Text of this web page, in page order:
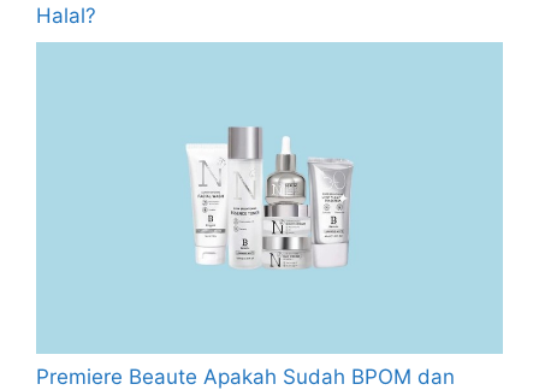
Halal?
Premiere Beaute Apakah Sudah BPOM dan